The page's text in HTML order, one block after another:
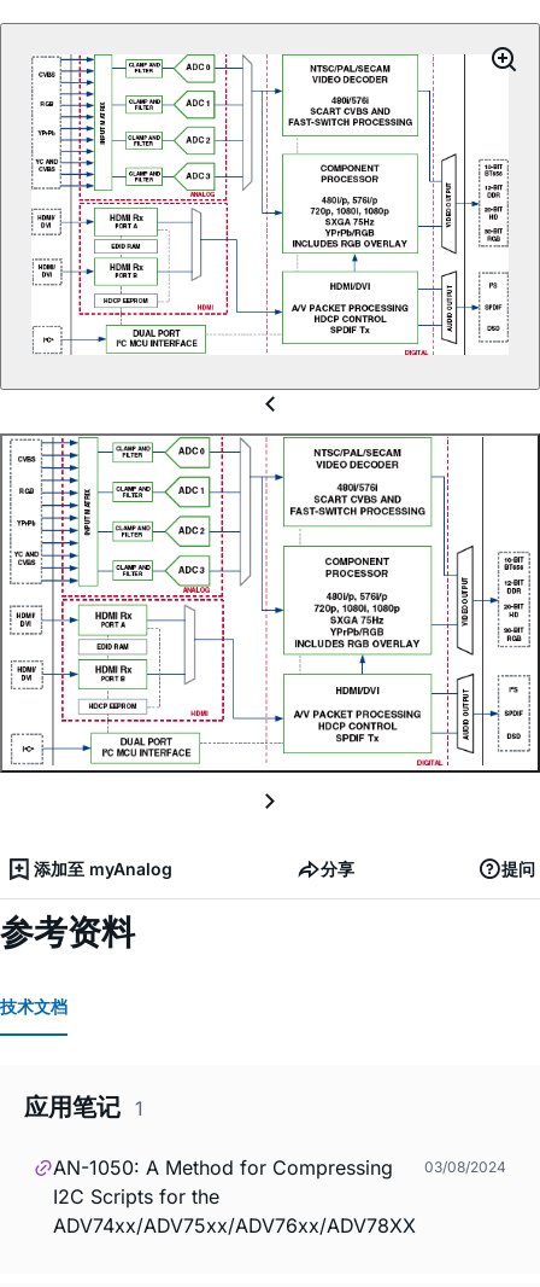
添加至 myAnalog 分享 提问
参考资料
技术文档
应用笔记 1
AN-1050: A Method for Compressing
I2C Scripts for the
ADV74xx/ADV75xx/ADV76xx/ADV78XX
03/08/2024